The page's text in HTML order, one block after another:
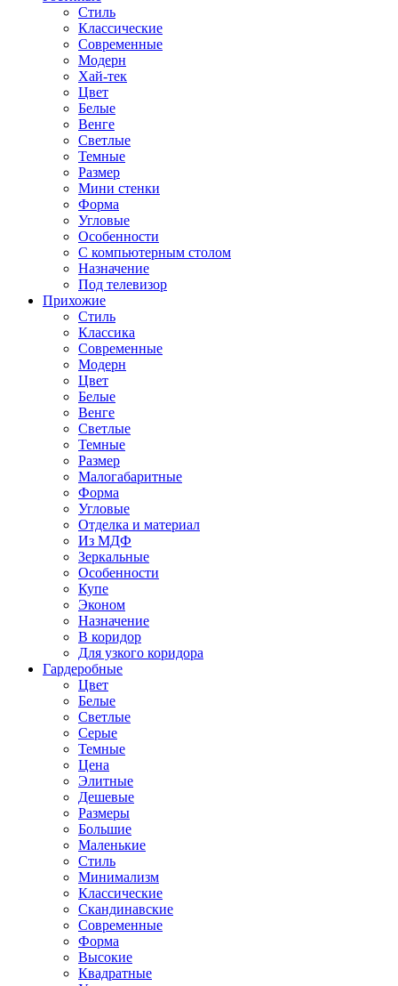
Стиль
Классические
Современные
Модерн
Хай-тек
Цвет
Белые
Венге
Светлые
Темные
Размер
Мини стенки
Форма
Угловые
Особенности
С компьютерным столом
Назначение
Под телевизор
Прихожие
Стиль
Классика
Современные
Модерн
Цвет
Белые
Венге
Светлые
Темные
Размер
Малогабаритные
Форма
Угловые
Отделка и материал
Из МДФ
Зеркальные
Особенности
Купе
Эконом
Назначение
В коридор
Для узкого коридора
Гардеробные
Цвет
Белые
Светлые
Серые
Темные
Цена
Элитные
Дешевые
Размеры
Большие
Маленькие
Стиль
Минимализм
Классические
Скандинавские
Современные
Форма
Высокие
Квадратные